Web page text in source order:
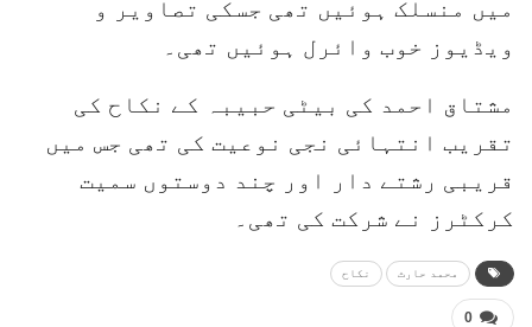
میں منسلک ہوئیں تھی جسکی تصاویر و
ویڈیوز خوب وائرل ہوئیں تھی۔
مشتاق احمد کی بیٹی حبیبہ کے نکاح کی
تقریب انتہائی نجی نوعیت کی تھی جس میں
قریبی رشتے دار اور چند دوستوں سمیت
کرکٹرز نے شرکت کی تھی۔
محمد حارث نکاح
0